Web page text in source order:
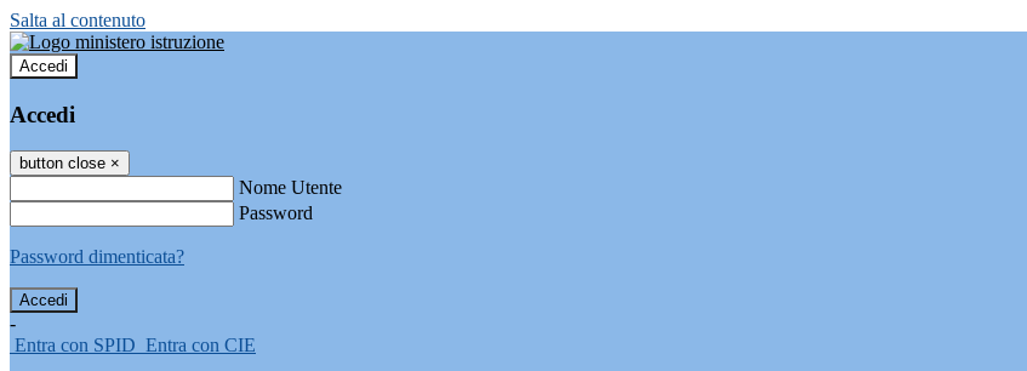
Salta al contenuto
Accedi
Accedi
button close ×
Nome Utente
Password
Password dimenticata?
-
Entra con SPID Entra con CIE